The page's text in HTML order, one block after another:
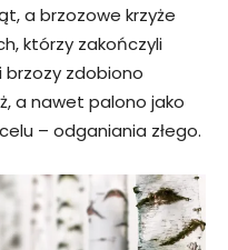
a brzozowe krzyże
którzy zakończyli
brzozy zdobiono
a nawet palono jako
– odganiania złego.